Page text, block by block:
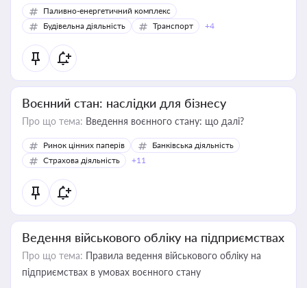
Паливно-енергетичний комплекс
Будівельна діяльність
Транспорт +4
Воєнний стан: наслідки для бізнесу
Про що тема: Введення воєнного стану: що далі?
Ринок цінних паперів
Банківська діяльність
Страхова діяльність
+11
Ведення військового обліку на підприємствах
Про що тема: Правила ведення військового обліку на
підприємствах в умовах воєнного стану